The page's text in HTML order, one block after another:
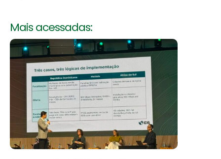
Mais acessadas: